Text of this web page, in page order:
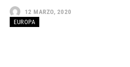
12 MARZO, 2020
EUROPA